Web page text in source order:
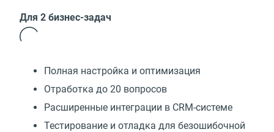
Для 2 бизнес-задач
Полная настройка и оптимизация
Отработка до 20 вопросов
Расширенные интеграции в CRM-системе
Тестирование и отладка для безошибочной